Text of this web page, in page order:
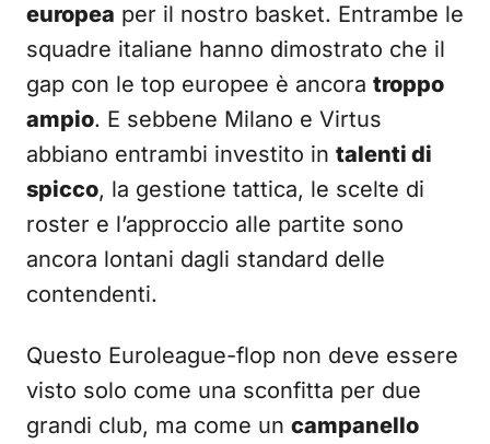
europea per il nostro basket. Entrambe le
squadre italiane hanno dimostrato che il
gap con le top europee è ancora troppo
ampio. E sebbene Milano e Virtus
abbiano entrambi investito in talenti di
spicco, la gestione tattica, le scelte di
roster e l’approccio alle partite sono
ancora lontani dagli standard delle
contendenti.
Questo Euroleague-flop non deve essere
visto solo come una sconfitta per due
grandi club, ma come un campanello